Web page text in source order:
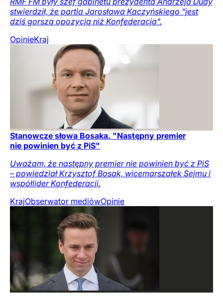
stwierdził, że partia Jarosława Kaczyńskiego "jest
dziś gorszą opozycją niż Konfederacja".
OpinieKraj
Stanowcze słowa Bosaka. "Następny premier
nie powinien być z PiS"
Uważam, że następny premier nie powinien być z PiS
– powiedział Krzysztof Bosak, wicemarszałek Sejmu i
współlider Konfederacji.
KrajObserwator mediówOpinie